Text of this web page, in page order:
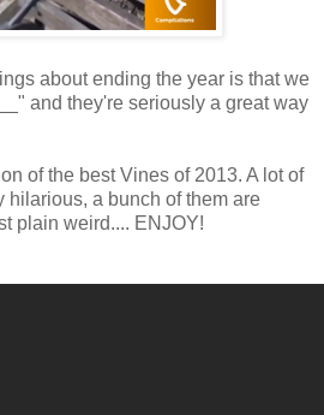
about ending the year is that we
and they're seriously a great way
of the best Vines of 2013. A lot of
hilarious, a bunch of them are
plain weird.... ENJOY!